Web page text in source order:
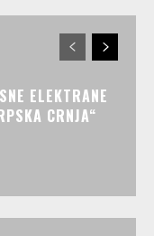
ELEKTRANE
CRNJA“